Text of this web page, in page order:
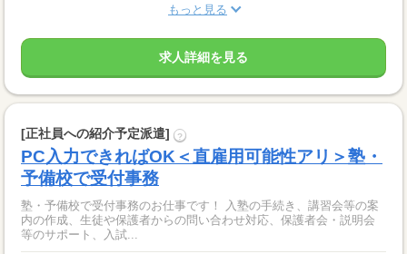
もっと見る
求人詳細を見る
[正社員への紹介予定派遣] ?
PC入力できればOK＜直雇用可能性アリ＞塾・
予備校で受付事務
塾・予備校で受付事務のお仕事です！ 入塾の手続き、講習会等の案
内の作成、生徒や保護者からの問い合わせ対応、保護者会・説明会
等のサポート、入試...